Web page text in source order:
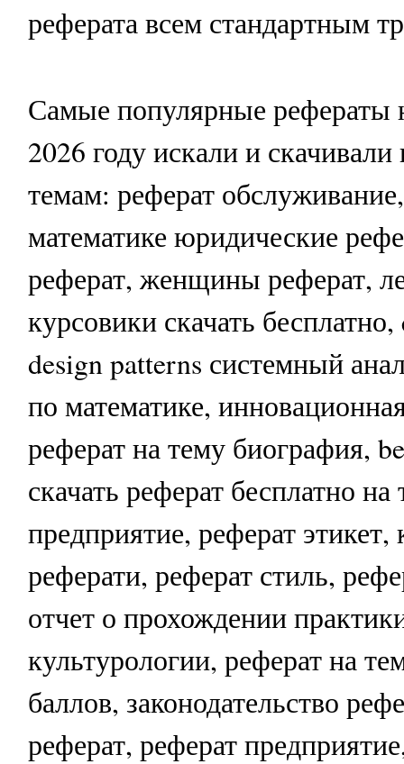
реферата всем стандартным
Самые популярные рефераты
2026 году искали и
темам: реферат
математике юридические
реферат, женщины реферат,
курсовики скачать
design patterns системный
по математике,
реферат на тему биография,
скачать реферат бесплатно
предприятие, реферат этикет,
реферати, реферат стиль,
отчет о прохождении
культурологии, реферат на
баллов, законодательство
реферат, реферат